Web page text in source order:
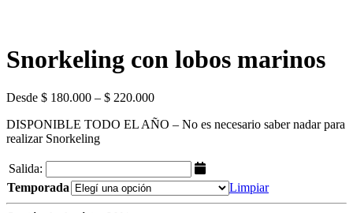
Snorkeling con lobos marinos
Desde $ 180.000 – $ 220.000
DISPONIBLE TODO EL AÑO – No es necesario saber nadar para
realizar Snorkeling
Salida:
Temporada
Limpiar